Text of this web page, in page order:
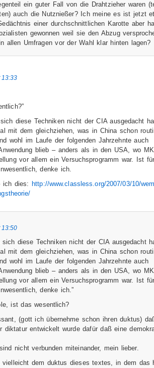
ein guter Fall von die Drahtzieher waren
auch die Nutznießer? Ich meine es ist jetzt
einer durchschnittlichen Karotte aber
gewonnen weil sie den Abzug
allen Umfragen vor der Wahl klar hinten lagen?
13:33
diese Techniken nicht der CIA ausgedacht
mit dem gleichziehen, was in China schon
wohl im Laufe der folgenden Jahrzehnte auch
blieb – anders als in den USA, wo
vor allem ein Versuchsprogramm war. Ist
denke ich.
ich dies: http://www.classless.org/2007/03/10/
13:50
diese Techniken nicht der CIA ausgedacht
mit dem gleichziehen, was in China schon
wohl im Laufe der folgenden Jahrzehnte auch
blieb – anders als in den USA, wo
vor allem ein Versuchsprogramm war. Ist
denke ich.”
ist das wesentlich?
(gott ich übernehme schon ihren duktus)
diktatur entwickelt wurde dafür daß eine
nicht verbunden miteinander, mein lieber.
vielleicht dem duktus dieses textes, in dem das